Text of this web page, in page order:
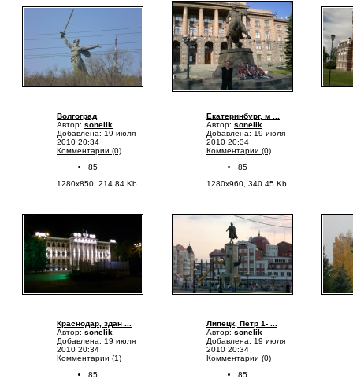
Волгоград
Автор: sonelik
Добавлена: 19 июля
2010 20:34
Комментарии (0)
85
1280x850, 214.84 Kb
Екатеринбург, м ...
Автор: sonelik
Добавлена: 19 июля
2010 20:34
Комментарии (0)
85
1280x960, 340.45 Kb
Краснодар, здан ...
Автор: sonelik
Добавлена: 19 июля
2010 20:34
Комментарии (1)
85
Липецк, Петр 1- ...
Автор: sonelik
Добавлена: 19 июля
2010 20:34
Комментарии (0)
85